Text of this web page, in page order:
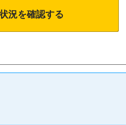
況を確認する